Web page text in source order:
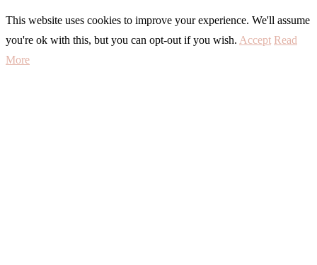
This website uses cookies to improve your experience. We'll assume
you're ok with this, but you can opt-out if you wish. Accept Read
More